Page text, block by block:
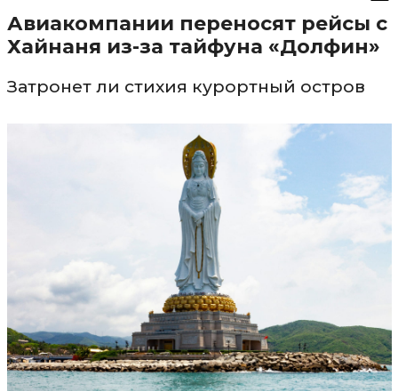
Авиакомпании переносят рейсы с
Хайнаня из-за тайфуна «Долфин»
Затронет ли стихия курортный остров